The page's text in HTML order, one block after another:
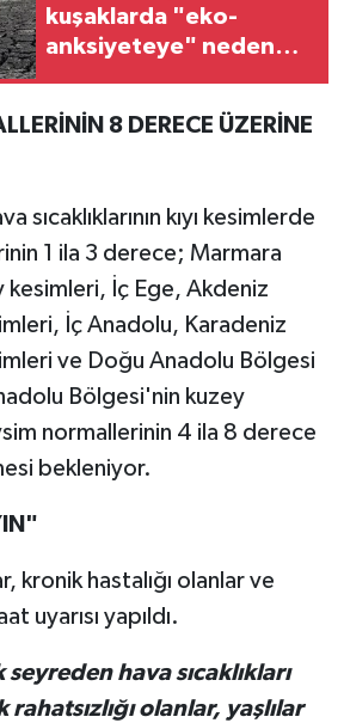
kuşaklarda "eko-
anksiyeteye" neden
8 DERECE ÜZERİNE
sıcaklıklarının kıyı kesimlerde
1 ila 3 derece; Marmara
kesimleri, İç Ege, Akdeniz
İç Anadolu, Karadeniz
ve Doğu Anadolu Bölgesi
Bölgesi'nin kuzey
normallerinin 4 ila 8 derece
bekleniyor.
kronik hastalığı olanlar ve
uyarısı yapıldı.
seyreden hava sıcaklıkları
olanlar, yaşlılar